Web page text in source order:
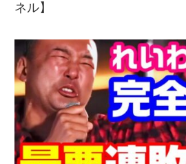
ネル】